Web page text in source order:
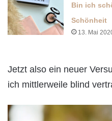
Bin ich
Schönheit
13. Mai
Jetzt also ein neuer
ich mittlerweile blind